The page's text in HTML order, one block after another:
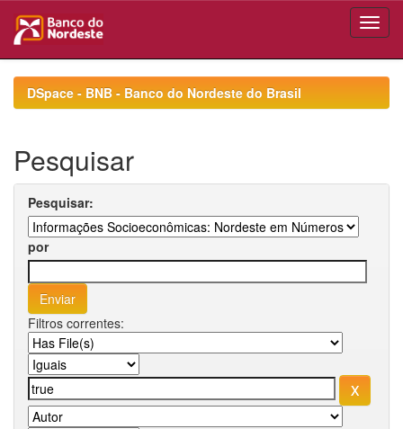
navigationDSpace - BNB - Banco do Nordeste do Brasil
Pesquisar
Pesquisar:
por
Filtros correntes: